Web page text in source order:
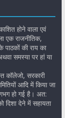
होने वाला एवं
एक राजनीतिक,
की राय का
समस्या पर हां या
कॉलेजो, सरकारी
आदि में किया जा
हो गई है। अत:
देने में सहायता